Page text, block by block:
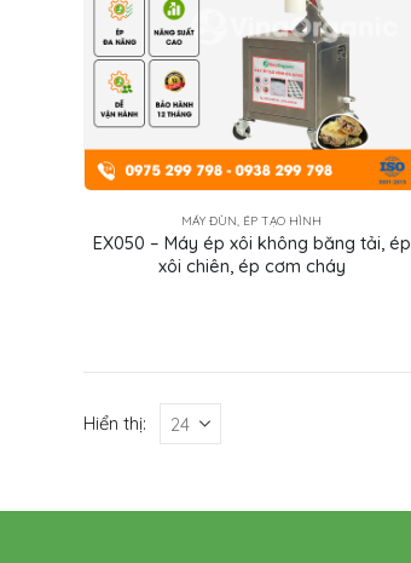
MÁY ĐÙN, ÉP TẠO HÌNH
EX050 – Máy ép xôi không băng tải, ép
xôi chiên, ép cơm cháy
Hiển thị: